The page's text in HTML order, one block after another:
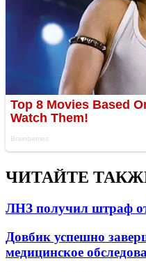
ЧИТАЙТЕ
ЛНЗ получил штраф
Довбик успешно
медицинское